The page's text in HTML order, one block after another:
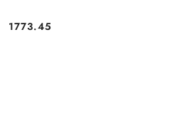
Cena:
1773.45